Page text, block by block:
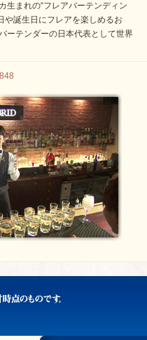
生まれの“フレアバーテンディン
や誕生日にフレアを楽しめるお
ーテンダーの日本代表として世界